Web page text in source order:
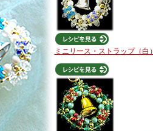
ミニリース・ストラップ（白